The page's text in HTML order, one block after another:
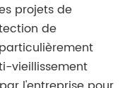
projets de
de
vieillissement